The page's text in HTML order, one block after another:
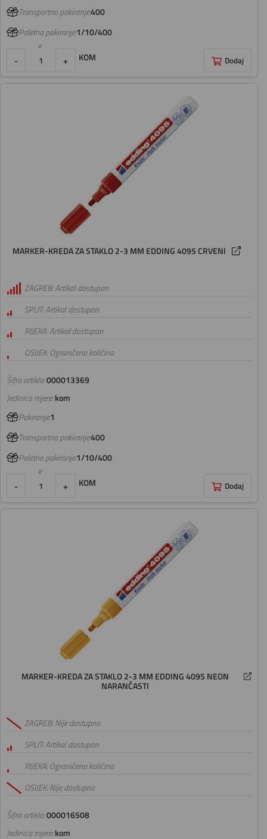
Transportno pakiranje:400
Paletno pakiranje:1/10/400
- + KOM Dodaj
MARKER-KREDA ZA STAKLO 2-3 MM EDDING 4095 CRVENI
Šifra artikla:000013369
ZAGREB: Artikal dostupan
SPLIT: Artikal dostupan
RIJEKA: Artikal dostupan
OSIJEK: Ograničena količina
Jedinica mjere:kom
Pakiranje:1
Transportno pakiranje:400
Paletno pakiranje:1/10/400
- + KOM Dodaj
MARKER-KREDA ZA STAKLO 2-3 MM EDDING 4095 NEON
NARANČASTI
Šifra artikla:000016508
ZAGREB: Nije dostupno
SPLIT: Artikal dostupan
RIJEKA: Ograničena količina
OSIJEK: Nije dostupno
Jedinica mjere:kom